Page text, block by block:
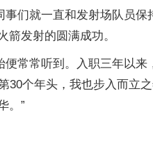
们就一直和发射场队员
发射的圆满成功。
常常听到。入职三年以
个年头，我也步入而立
。”